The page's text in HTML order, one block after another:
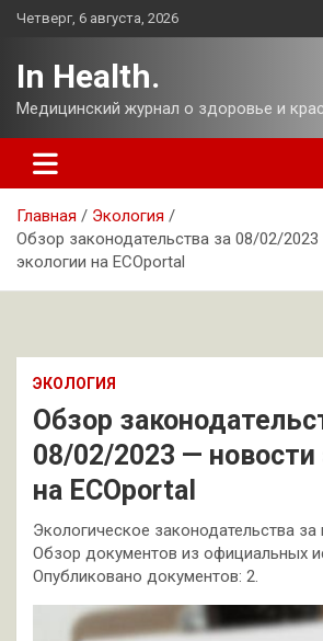
Перейти
Четверг, 6 августа, 2026
In Health.
Медицинский журнал о здоровье и
Главная
Экология
Обзор законодательства за 08/02/
экологии на ECOportal
ЭКОЛОГИЯ
Обзор
08/02/2023 — новости
на ECOportal
Экологическое законодательства
Обзор документов из официальных
Опубликовано документов: 2.